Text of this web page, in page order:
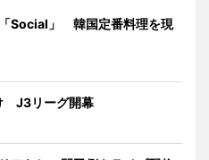
Social」 韓国定番料理を現
J3リーグ開幕